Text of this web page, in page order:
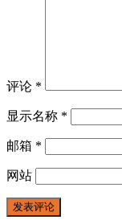
评论 *
显示名称 *
邮箱 *
网站